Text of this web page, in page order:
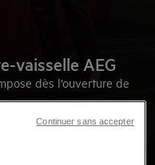
vaisselle AEG
dès l’ouverture de
Continuer sans accepter